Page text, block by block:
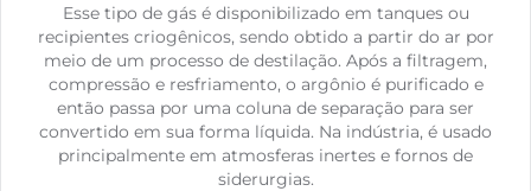
Esse tipo de gás é disponibilizado em tanques ou
recipientes criogênicos, sendo obtido a partir do ar por
meio de um processo de destilação. Após a filtragem,
compressão e resfriamento, o argônio é purificado e
então passa por uma coluna de separação para ser
convertido em sua forma líquida. Na indústria, é usado
principalmente em atmosferas inertes e fornos de
siderurgias.